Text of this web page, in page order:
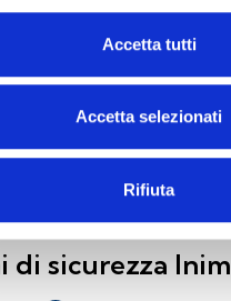
Accetta tutti
Accetta selezionati
Rifiuta
avanzata in
nucleare con i
di sicurezza Inim